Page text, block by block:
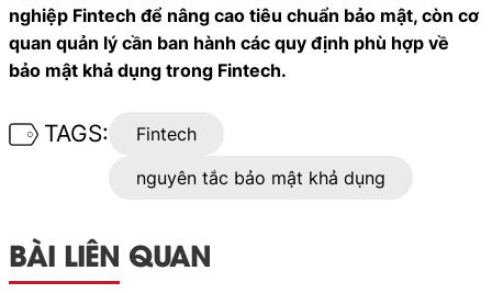
nghiệp Fintech để nâng cao tiêu chuẩn bảo mật, còn cơ
quan quản lý cần ban hành các quy định phù hợp về
bảo mật khả dụng trong Fintech.
TAGS:
Fintech
nguyên tắc bảo mật khả dụng
BÀI LIÊN QUAN